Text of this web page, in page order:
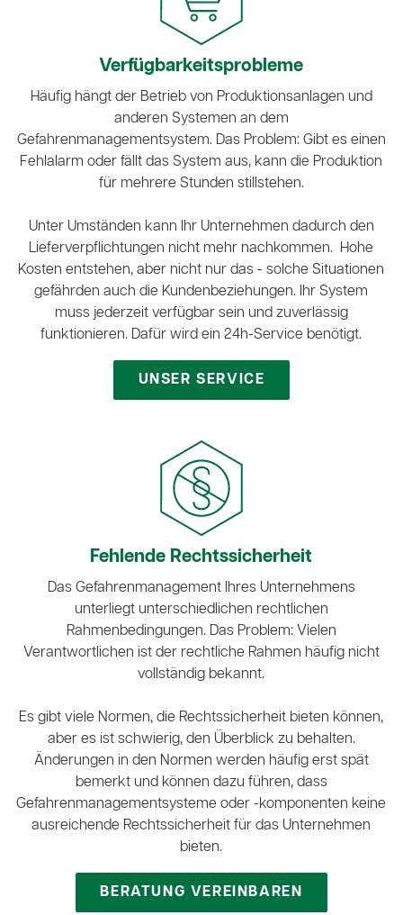
Verfügbarkeits­probleme
Häufig hängt der Betrieb von Produktionsanlagen und
anderen Systemen an dem
Gefahrenmanagementsystem. Das Problem: Gibt es einen
Fehlalarm oder fällt das System aus, kann die Produktion
für mehrere Stunden stillstehen.
Unter Umständen kann Ihr Unternehmen dadurch den
Lieferverpflichtungen nicht mehr nachkommen. Hohe
Kosten entstehen, aber nicht nur das - solche Situationen
gefährden auch die Kundenbeziehungen. Ihr System
muss jederzeit verfügbar sein und zuverlässig
funktionieren. Dafür wird ein 24h-Service benötigt.
UNSER SERVICE
Fehlende Rechtssicherheit
Das Gefahrenmanagement Ihres Unternehmens
unterliegt unterschiedlichen rechtlichen
Rahmenbedingungen. Das Problem: Vielen
Verantwortlichen ist der rechtliche Rahmen häufig nicht
vollständig bekannt.
Es gibt viele Normen, die Rechtssicherheit bieten können,
aber es ist schwierig, den Überblick zu behalten.
Änderungen in den Normen werden häufig erst spät
bemerkt und können dazu führen, dass
Gefahrenmanagementsysteme oder -komponenten keine
ausreichende Rechtssicherheit für das Unternehmen
bieten.
BERATUNG VEREINBAREN